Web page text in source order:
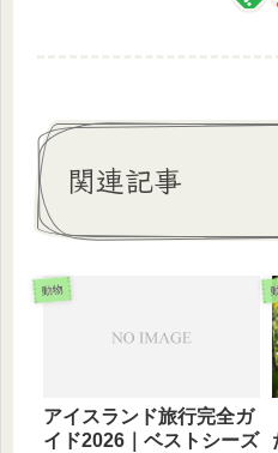
関連記事
動物
アイスランド旅行完全ガ
イド2026｜ベストシーズ